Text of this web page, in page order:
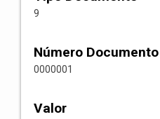
9
Número Documento
0000001
Valor